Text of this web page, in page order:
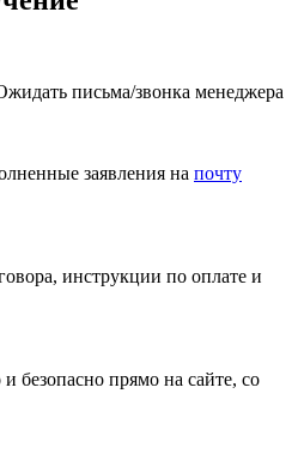
письма/звонка менеджера
заявления на почту
инструкции по оплате и
безопасно прямо на сайте, со